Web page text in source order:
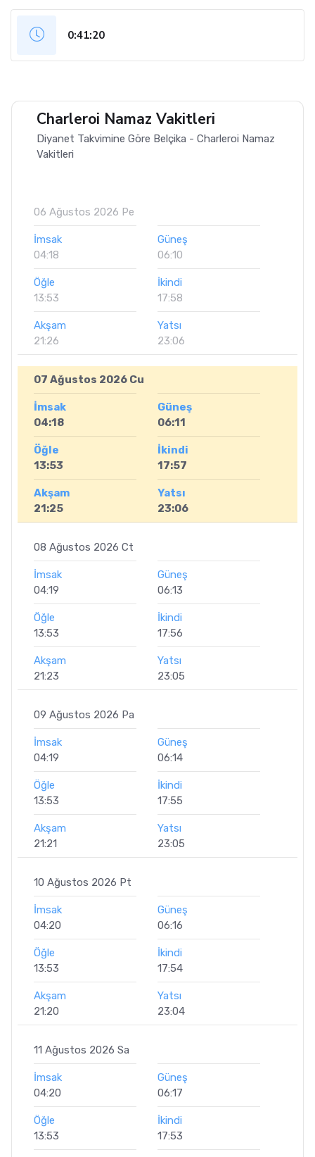
0:41:21
Charleroi Namaz Vakitleri
Diyanet Takvimine Göre Belçika - Charleroi Namaz
Vakitleri
06 Ağustos 2026 Pe
İmsak
04:18
Güneş
06:10
Öğle
13:53
İkindi
17:58
Akşam
21:26
Yatsı
23:06
07 Ağustos 2026 Cu
İmsak
04:18
Güneş
06:11
Öğle
13:53
İkindi
17:57
Akşam
21:25
Yatsı
23:06
08 Ağustos 2026 Ct
İmsak
04:19
Güneş
06:13
Öğle
13:53
İkindi
17:56
Akşam
21:23
Yatsı
23:05
09 Ağustos 2026 Pa
İmsak
04:19
Güneş
06:14
Öğle
13:53
İkindi
17:55
Akşam
21:21
Yatsı
23:05
10 Ağustos 2026 Pt
İmsak
04:20
Güneş
06:16
Öğle
13:53
İkindi
17:54
Akşam
21:20
Yatsı
23:04
11 Ağustos 2026 Sa
İmsak
04:20
Güneş
06:17
Öğle
13:53
İkindi
17:53